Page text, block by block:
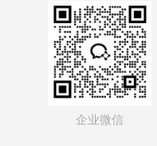
企业微信